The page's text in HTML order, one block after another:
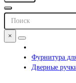
×
Фурнитура
Дверные